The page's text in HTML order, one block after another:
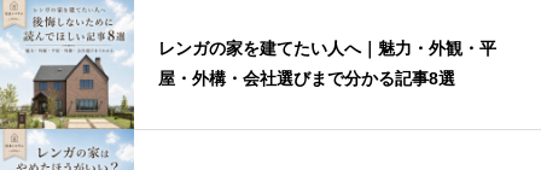
レンガの家を建てたい人へ｜魅力・外観・平
屋・外構・会社選びまで分かる記事8選